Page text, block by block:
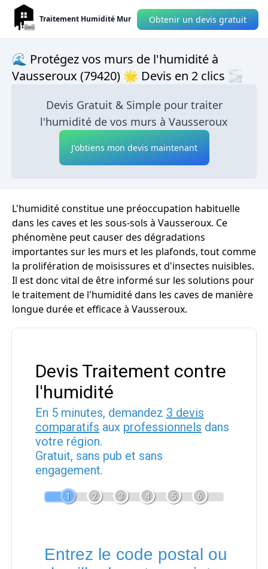
Traitement Humidité Mur Obtenir un devis gratuit
🌊 Protégez vos murs de l'humidité à
Vausseroux (79420) 🌟 Devis en 2 clics 🌫
Devis Gratuit & Simple pour traiter
l'humidité de vos murs à Vausseroux
J'obtiens mon devis maintenant
L'humidité constitue une préoccupation habituelle
dans les caves et les sous-sols à Vausseroux. Ce
phénomène peut causer des dégradations
importantes sur les murs et les plafonds, tout comme
la prolifération de moisissures et d'insectes nuisibles.
Il est donc vital de être informé sur les solutions pour
le traitement de l'humidité dans les caves de manière
longue durée et efficace à Vausseroux.
Devis Traitement contre
l'humidité
En 5 minutes, demandez 3 devis
comparatifs aux professionnels dans
votre région.
Gratuit, sans pub et sans
engagement.
1 2 3 4 5 6
Entrez le code postal ou